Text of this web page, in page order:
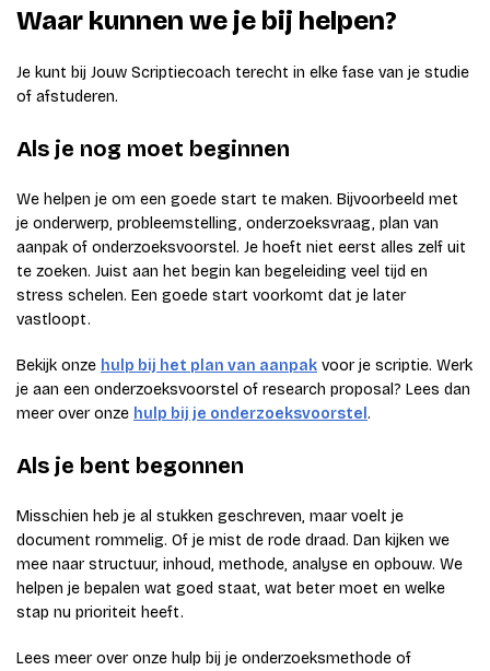
Waar kunnen we je bij helpen?
Je kunt bij Jouw Scriptiecoach terecht in elke fase van je studie
of afstuderen.
Als je nog moet beginnen
We helpen je om een goede start te maken. Bijvoorbeeld met
je onderwerp, probleemstelling, onderzoeksvraag, plan van
aanpak of onderzoeksvoorstel. Je hoeft niet eerst alles zelf uit
te zoeken. Juist aan het begin kan begeleiding veel tijd en
stress schelen. Een goede start voorkomt dat je later
vastloopt.
Bekijk onze hulp bij het plan van aanpak voor je scriptie. Werk
je aan een onderzoeksvoorstel of research proposal? Lees dan
meer over onze hulp bij je onderzoeksvoorstel .
Als je bent begonnen
Misschien heb je al stukken geschreven, maar voelt je
document rommelig. Of je mist de rode draad. Dan kijken we
mee naar structuur, inhoud, methode, analyse en opbouw. We
helpen je bepalen wat goed staat, wat beter moet en welke
stap nu prioriteit heeft.
Lees meer over onze hulp bij je onderzoeksmethode of